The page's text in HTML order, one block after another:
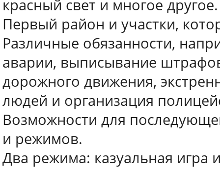
красный свет и многое другое.
Первый район и участки,
Различные обязанности,
аварии, выписывание
дорожного движения,
людей и организация
Возможности для
и режимов.
Два режима: казуальная игра